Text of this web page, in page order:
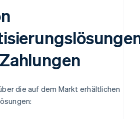
die auf dem Markt erhältlichen